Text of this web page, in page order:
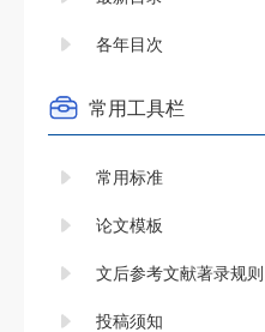
各年目次
常用工具栏
常用标准
论文模板
文后参考文献著录规则
投稿须知